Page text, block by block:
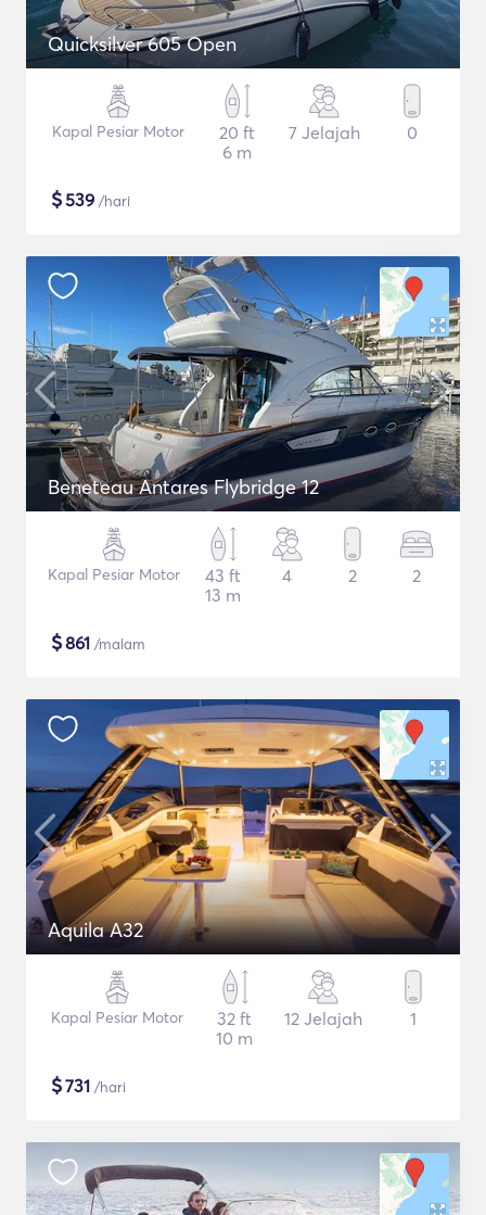
Quicksilver 605 Open
Kapal Pesiar Motor
20 ft
6 m
7 Jelajah 0
$539 /hari
Beneteau Antares Flybridge 12
Kapal Pesiar Motor
43 ft
13 m
4 2 2
$861 /malam
Aquila A32
Kapal Pesiar Motor
32 ft
10 m
12 Jelajah 1
$731 /hari